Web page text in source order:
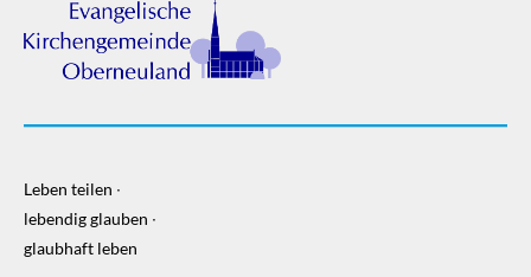
Leben teilen ∙
lebendig glauben ∙
glaubhaft leben